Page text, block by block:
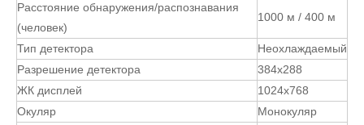
Расстояние обнаружения/распознавания
(человек)
1000 м / 400 м
Тип детектора
Неохлаждаемый
Разрешение детектора
384x288
ЖК дисплей
1024x768
Окуляр
Монокуляр